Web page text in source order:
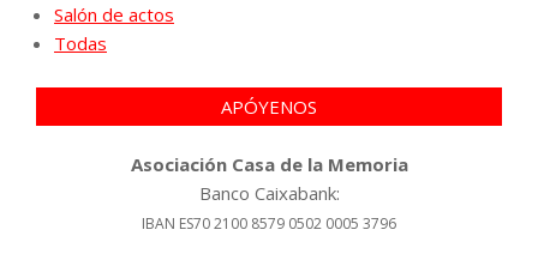
Salón de actos
Todas
APÓYENOS
Asociación Casa de la Memoria
Banco Caixabank:
IBAN ES70 2100 8579 0502 0005 3796